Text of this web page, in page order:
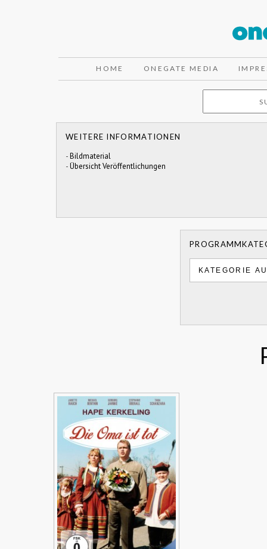
HOME ONEGATE MEDIA
WEITERE INFORMATIONEN
-Bildmaterial
-Übersicht Veröffentlichungen